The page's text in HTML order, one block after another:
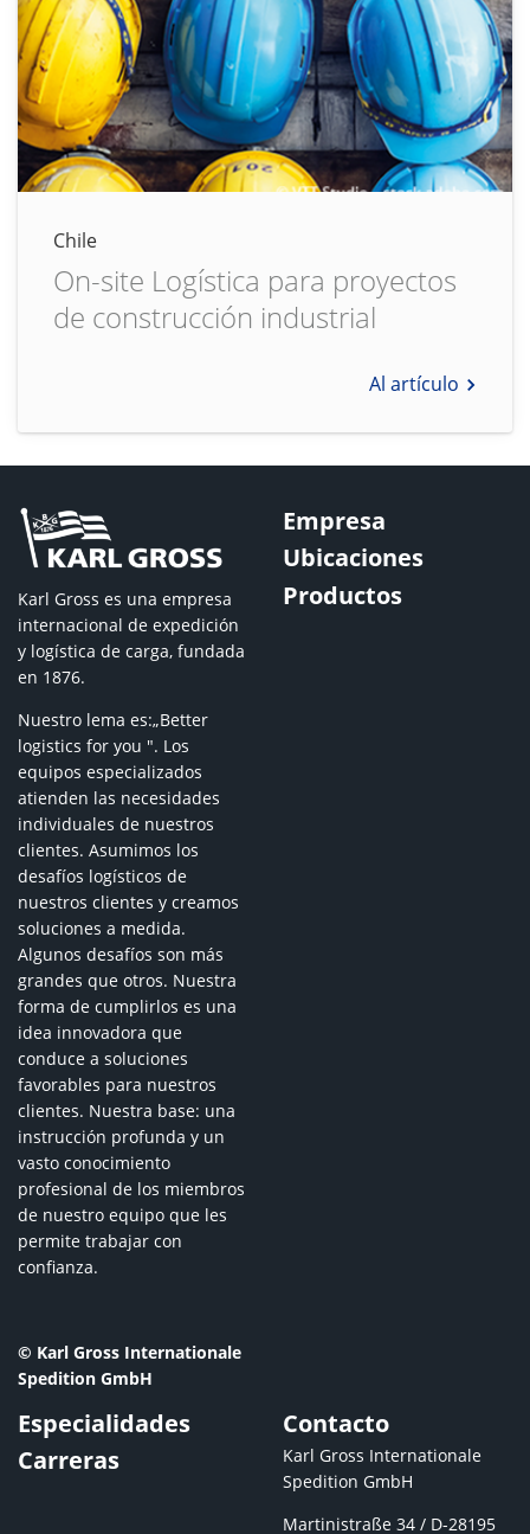
Chile
On-site Logística para proyectos
de construcción industrial
Al artículo
Karl Gross es una empresa
internacional de expedición
y logística de carga, fundada
en 1876.
Nuestro lema es:„Better
logistics for you ". Los
equipos especializados
atienden las necesidades
individuales de nuestros
clientes. Asumimos los
desafíos logísticos de
nuestros clientes y creamos
soluciones a medida.
Algunos desafíos son más
grandes que otros. Nuestra
forma de cumplirlos es una
idea innovadora que
conduce a soluciones
favorables para nuestros
clientes. Nuestra base: una
instrucción profunda y un
vasto conocimiento
profesional de los miembros
de nuestro equipo que les
permite trabajar con
confianza.
© Karl Gross Internationale
Spedition GmbH
Empresa
Ubicaciones
Productos
Especialidades
Carreras
Contacto
Karl Gross Internationale
Spedition GmbH
Martinistraße 34 / D-28195